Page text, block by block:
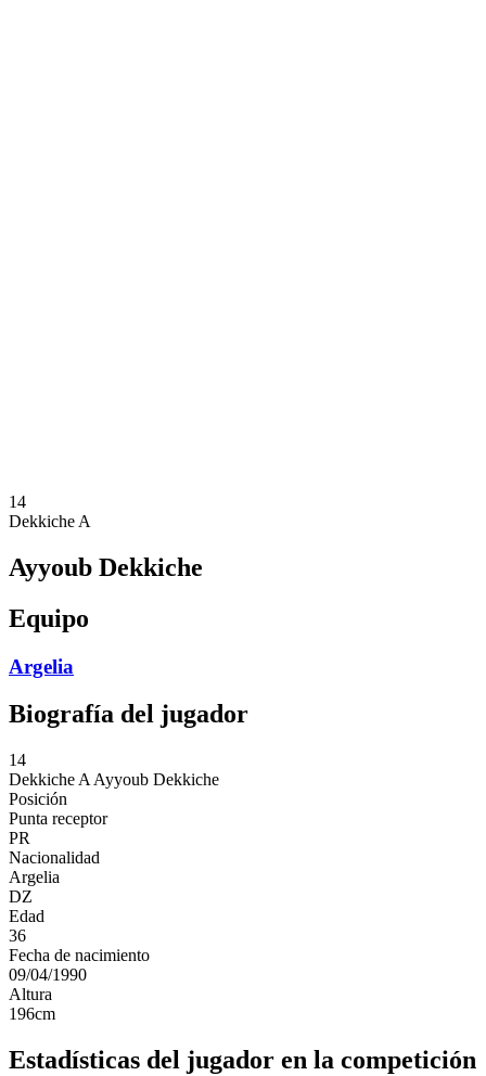
14
Dekkiche A
Ayyoub Dekkiche
Equipo
Argelia
Biografía del jugador
14
Dekkiche A Ayyoub Dekkiche
Posición
Punta receptor
PR
Nacionalidad
Argelia
DZ
Edad
36
Fecha de nacimiento
09/04/1990
Altura
196cm
Estadísticas del jugador en la competición